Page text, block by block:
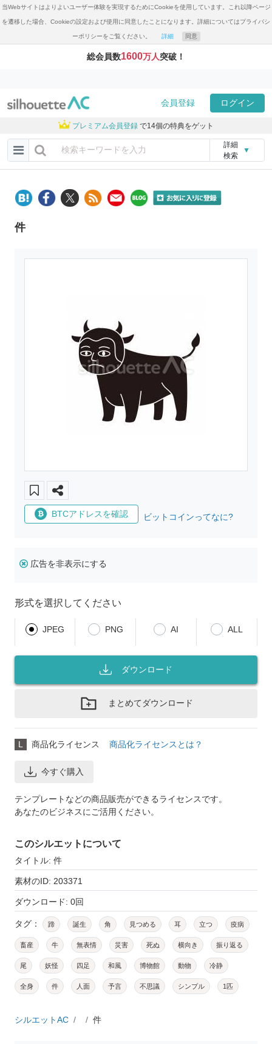
当Webサイトはよりよいユーザー体験を実現するためにCookieを使用しています。これ以降ページ
を遷移した場合、Cookieの設定および使用に同意したことになります。詳細についてはプライバシ
ーポリシーをご覧ください。 詳細 同意
総会員数1600万人突破！
会員登録 ログイン
プレミアム会員登録 で14個の特典をゲット
詳細
検索
▼
件
BTCアドレスを確認 ビットコインってなに?
広告を非表示にする
形式を選択してください
JPEG PNG AI ALL
ダウンロード
まとめてダウンロード
L 商品化ライセンス 商品化ライセンスとは？
今すぐ購入
テンプレートなどの商品販売ができるライセンスです。
あなたのビジネスにご活用ください。
このシルエットについて
タイトル: 件
素材のID: 203371
ダウンロード: 0回
タグ： 蹄 誕生 角 見つめる 耳 立つ 疫病
畜産 牛 無表情 災害 死ぬ 横向き 振り返る
尾 妖怪 四足 和風 博物館 動物 冷静
全身 件 人面 予言 不思議 シンプル 1匹
シルエットAC 件